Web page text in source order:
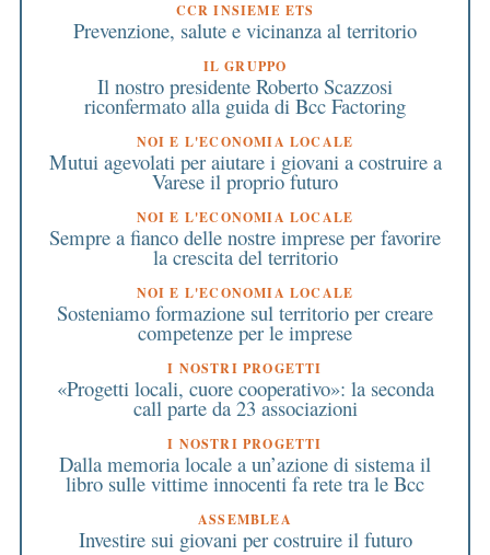
CCR INSIEME ETS
Prevenzione, salute e vicinanza al territorio
IL GRUPPO
Il nostro presidente Roberto Scazzosi
riconfermato alla guida di Bcc Factoring
NOI E L'ECONOMIA LOCALE
Mutui agevolati per aiutare i giovani a costruire a
Varese il proprio futuro
NOI E L'ECONOMIA LOCALE
Sempre a fianco delle nostre imprese per favorire
la crescita del territorio
NOI E L'ECONOMIA LOCALE
Sosteniamo formazione sul territorio per creare
competenze per le imprese
I NOSTRI PROGETTI
«Progetti locali, cuore cooperativo»: la seconda
call parte da 23 associazioni
I NOSTRI PROGETTI
Dalla memoria locale a un’azione di sistema il
libro sulle vittime innocenti fa rete tra le Bcc
ASSEMBLEA
Investire sui giovani per costruire il futuro